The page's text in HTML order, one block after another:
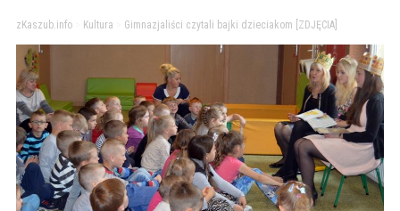
zKaszub.info> Kultura Gimnazjaliści czytali bajki dzieciakom [ZDJĘCIA]